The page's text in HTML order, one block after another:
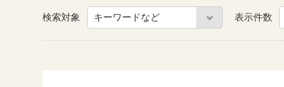
検索対象 表示件数